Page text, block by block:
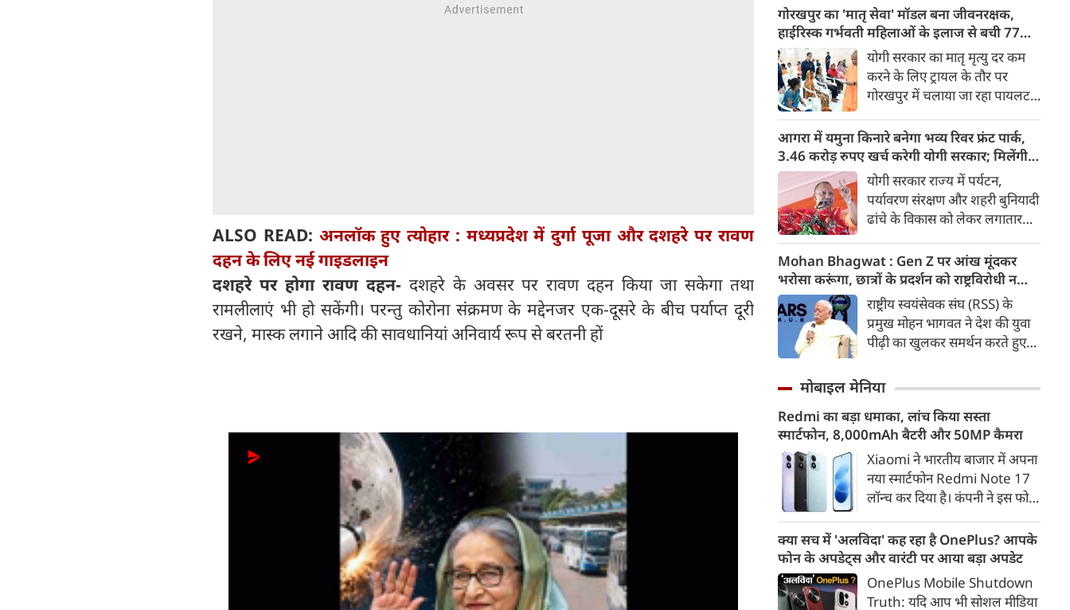
ALSO READ: अनलॉक हुए त्योहार : मध्यप्रदेश में दुर्गा पूजा और दशहरे पर रावण
दहन के लिए नई गाइडलाइन
दशहरे पर होगा रावण दहन- दशहरे के अवसर पर रावण दहन किया जा सकेगा तथा
रामलीलाएं भी हो सकेंगी। परन्तु कोरोना संक्रमण के मद्देनजर एक-दूसरे के बीच पर्याप्त दूरी
रखने, मास्क लगाने आदि की सावधानियां अनिवार्य रूप से बरतनी हों
परिवहन विकल्प बनकर उभरा है।
तेज़, समयबद्ध और आरामदायक
सफर के चलते कॉरिडोर के कई
स्टेशनों पर यात्रियों की संख्या में 40
से 50 प्रतिशत तक बढ़ गई है।
गोरखपुर का 'मातृ सेवा' मॉडल बना जीवनरक्षक,
हाईरिस्क गर्भवती महिलाओं के इलाज से बची 77
जिंदगियां
योगी सरकार का मातृ मृत्यु दर कम
करने के लिए ट्रायल के तौर पर
गोरखपुर में चलाया जा रहा पायलट
बनकर उभरा है। मुख्यमंत्री योगी
आदित्यनाथ के निर्देश पर पायलट
प्रोजेक्ट ‘मातृ सेवा’ का लक्ष्य हाई
रिस्क गर्भवती केसों को तुरंत बड़े
अस्पतालों में रेफर कर बचाना है।
आगरा में यमुना किनारे बनेगा भव्य रिवर फ्रंट पार्क,
3.46 करोड़ रुपए खर्च करेगी योगी सरकार; मिलेंगी ये
खास सुविधाएं
योगी सरकार राज्य में पर्यटन,
पर्यावरण संरक्षण और शहरी बुनियादी
ढांचे के विकास को लेकर लगातार
कड़ी में अब ताजनगरी में यमुना नदी
के किनारों को खूबसूरत, प्रदूषण मुक्त
और उपयोगी बनाने की बड़ी तैयारी
शुरू हो गई है। आगरा के झलकारी
बाई चौराहे से लेकर वेदांत मंदिर के
पास यमुना किनारे (यमुना बैंक साइड)
किया जा रहा है।
Mohan Bhagwat : Gen Z पर आंख मूंदकर
भरोसा करूंगा, छात्रों के प्रदर्शन को राष्ट्रविरोधी न
बताएं, RSS प्रमुख मोहन भागवत का बड़ा बयान, चीन
और पाकिस्तान को लेकर क्या कहा
राष्ट्रीय स्वयंसेवक संघ (RSS) के
प्रमुख मोहन भागवत ने देश की युवा
पीढ़ी का खुलकर समर्थन करते हुए
मूंदकर भरोसा करेंगे। उन्होंने कहा कि
छात्रों को राष्ट्रविरोधी नहीं कहा जाना
चाहिए। युवाओं की बात को दबाने के
बजाय उनके साथ संवाद के जरिए
उनकी चिंताओं को समझने की
जरूरत है।
मोबाइल मेनिया
Redmi का बड़ा धमाका, लांच किया सस्ता
स्मार्टफोन, 8,000mAh बैटरी और 50MP कैमरा
Xiaomi ने भारतीय बाजार में अपना
नया स्मार्टफोन Redmi Note 17
लॉन्च कर दिया है। कंपनी ने इस फोन
डिस्प्ले, 8,000mAh की बड़ी बैटरी
और Qualcomm Snapdragon
चिपसेट के साथ पेश किया है। फोन में
50MP का मेन कैमरा दिया गया है।
क्या सच में 'अलविदा' कह रहा है OnePlus? आपके
फोन के अपडेट्स और वारंटी पर आया बड़ा अपडेट
OnePlus Mobile Shutdown
Truth: यदि आप भी सोशल मीडिया